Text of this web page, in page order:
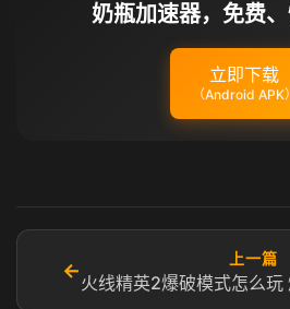
奶瓶加速器，免费
立即下载
（Android APK）
←
上一篇
火线精英2爆破模式怎么玩